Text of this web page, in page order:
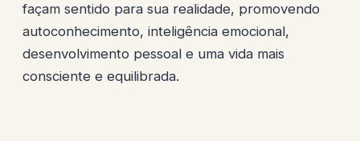
façam sentido para sua realidade, promovendo
autoconhecimento, inteligência emocional,
desenvolvimento pessoal e uma vida mais
consciente e equilibrada.